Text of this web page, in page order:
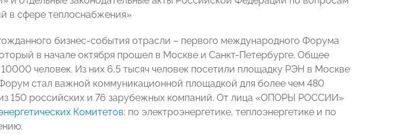
в сфере теплоснабжения»
бизнес-события отрасли – первого международного Форума
в начале октября прошел в Москве и Санкт-Петербурге. Общее
человек. Из них 6,5 тысяч человек посетили площадку РЭН в Москве
стал важной коммуникационной площадкой для более чем 480
150 российских и 76 зарубежных компаний. От лица «ОПОРЫ РОССИИ»
Комитетов: по электроэнергетике, теплоэнергетике и по